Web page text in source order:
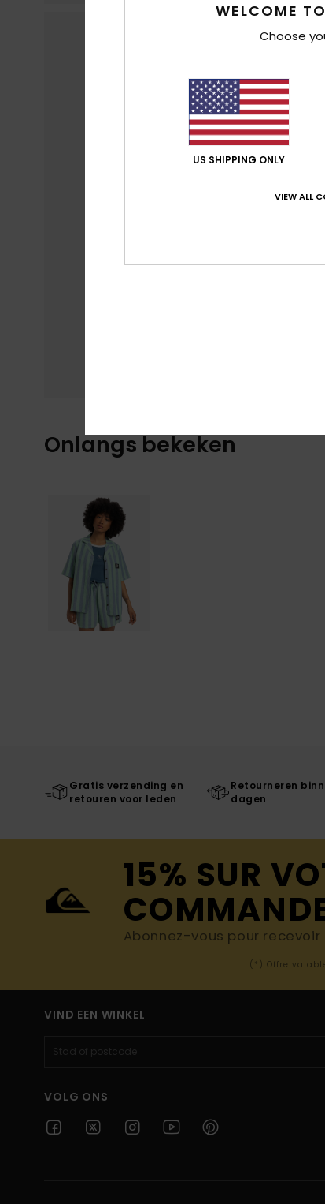
Onlangs bekeken
Gratis verzending en
retouren voor leden
Retourneren
dagen
15% SUR
Abonnez-vous pour
(*) Offre
VIND EEN WINKEL
VOLG ONS
WELCOME
Choose
US SHIPPING ONLY
VIEW ALL